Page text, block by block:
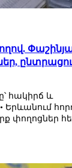
հակիրճ և
Երևանում
փողոցներ